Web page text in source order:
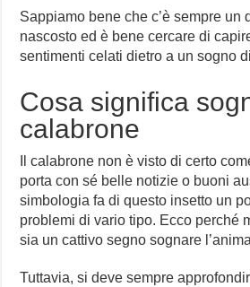
Sappiamo bene che c’è sempre un
nascosto ed è bene cercare di
sentimenti celati dietro a un sogno
Cosa significa
calabrone
Il calabrone non è visto di certo
porta con sé belle notizie o buoni
simbologia fa di questo insetto un
problemi di vario tipo. Ecco perché
sia un cattivo segno sognare
Tuttavia, si deve sempre